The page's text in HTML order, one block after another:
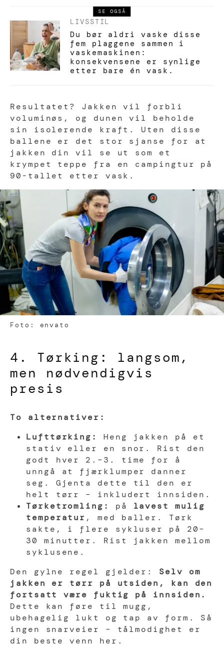
SE OGSÅ
LIVSSTIL
Du bør aldri vaske disse
fem plaggene sammen i
vaskemaskinen:
konsekvensene er synlige
etter bare én vask.
Resultatet? Jakken vil forbli
voluminøs, og dunen vil beholde
sin isolerende kraft. Uten disse
ballene er det stor sjanse for at
jakken din vil se ut som et
krympet teppe fra en campingtur på
90-tallet etter vask.
Foto: envato
4. Tørking: langsom,
men nødvendigvis
presis
To alternativer:
Lufttørking:
Heng jakken på et
stativ eller en snor. Rist den
godt hver 2.–3. time for å
unngå at fjærklumper danner
seg. Gjenta dette til den er
helt tørr – inkludert innsiden.
Tørketromling:
på lavest mulig
temperatur , med baller. Tørk
sakte, i flere sykluser på 20–
30 minutter. Rist jakken mellom
syklusene.
Den gylne regel gjelder: Selv om
jakken er tørr på utsiden, kan den
fortsatt være fuktig på innsiden.
Dette kan føre til mugg,
ubehagelig lukt og tap av form. Så
ingen snarveier – tålmodighet er
din beste venn her.